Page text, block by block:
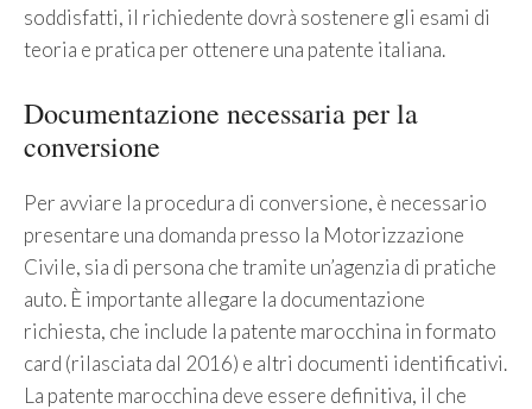
soddisfatti, il richiedente dovrà sostenere gli esami di
teoria e pratica per ottenere una patente italiana.
Documentazione necessaria per la
conversione
Per avviare la procedura di conversione, è necessario
presentare una domanda presso la Motorizzazione
Civile, sia di persona che tramite un’agenzia di pratiche
auto. È importante allegare la documentazione
richiesta, che include la patente marocchina in formato
card (rilasciata dal 2016) e altri documenti identificativi.
La patente marocchina deve essere definitiva, il che